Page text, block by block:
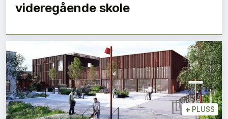
videregående skole
+ PLUSS